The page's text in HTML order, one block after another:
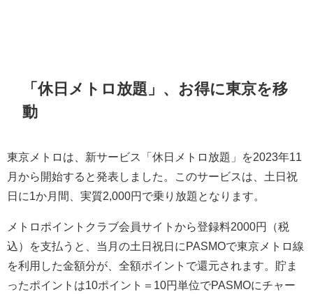
「休日メトロ放題」、お得に東京を移
動
東京メトロは、新サービス「休日メトロ放題」を2023年11
月から開始すると発表しました。このサービスは、土日祝
日に1か月間、実質2,000円で乗り放題となります。
メトロポイントクラブ会員サイトから登録料2000円（税
込）を支払うと、当月の土日祝日にPASMOで東京メトロ線
を利用した金額分が、全額ポイントで還元されます。貯ま
ったポイントは10ポイント＝10円単位でPASMOにチャー